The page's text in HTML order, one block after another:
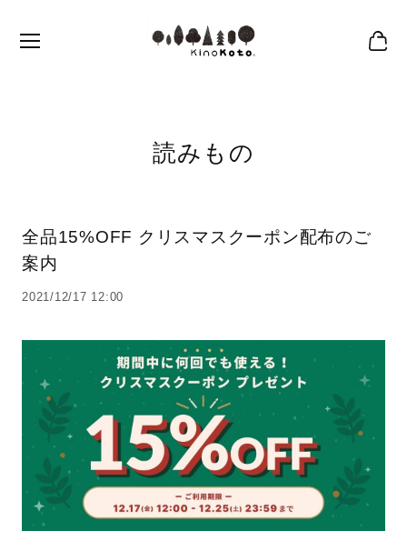
読みもの
全品15%OFF クリスマスクーポン配布のご
案内
2021/12/17 12:00